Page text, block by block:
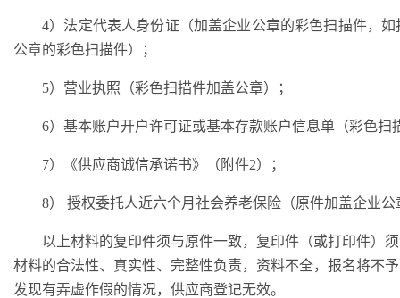
4）法定代表人身份证（加盖企业公章的彩色扫描件，
公章的彩色扫描件）；
5）营业执照（彩色扫描件加盖公章）；
6）基本账户开户许可证或基本存款账户信息单（彩色扫
7）《供应商诚信承诺书》（附件2）；
8） 授权委托人近六个月社会养老保险（原件加盖企业
以上材料的复印件须与原件一致，复印件（或打印件）
材料的合法性、真实性、完整性负责，资料不全，报名将不
发现有弄虚作假的情况，供应商登记无效。